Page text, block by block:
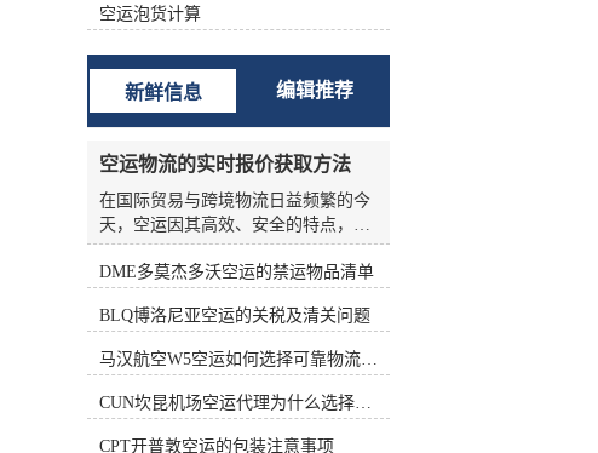
空分运单（House Air Waybill ，
HAWB） 在办理集中托运业务时，向
发货人签发运单。三、航空货运单的
构成 中国国际航空货运单由一式十二
联组成，包括三联原件、六联副本和
三联额外副本。 如下表所示： 填写
航空货运单的责任 根据《华沙公
约》、《海牙议定书》和承运人的运
输条件，承运人的运输条件为托运人
准备航空货运单。 根据《华沙公约》
第六条第(1)款和第(5)款，航空货运单
由托运人填写。承运人按托运人要求
写。 这表明托运人应对货运单上填写
人对货运单上填写的内容不准确、不
完整造成的损失负责。 在航空货运业
务运营中，各承运的大量货物由其人
收运，部分特殊货物由直接收运。托
空运泡货计算
新鲜信息 编辑推荐
空运物流的实时报价获取方法
在国际贸易与跨境物流日益频繁的今
天，空运因其高效、安全的特点，成
为许多企业优先选择的运输方式。然
而，空运物流的报价并非一成不变，
货物种类等多种变量影响，价格波动
频繁。对于货主和物流从业者来说，
如何准确、高效地获取实时报价，是
控制成本、优化供应链的关键环节。
本文将从实际业务角度出发，系统梳
理空运物流实时报价的获取方法，帮
DME多莫杰多沃空运的禁运物品清单
BLQ博洛尼亚空运的关税及清关问题
马汉航空W5空运如何选择可靠物流公司
CUN坎昆机场空运代理为什么选择空运更快捷
CPT开普敦空运的包装注意事项